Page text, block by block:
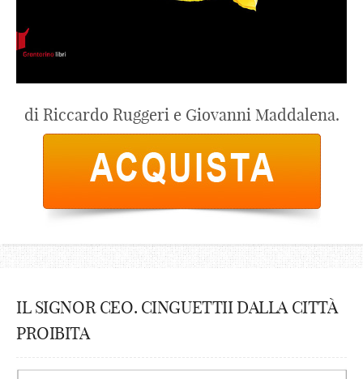
di Riccardo Ruggeri e Giovanni Maddalena.
IL SIGNOR CEO. CINGUETTII DALLA CITTÀ
PROIBITA